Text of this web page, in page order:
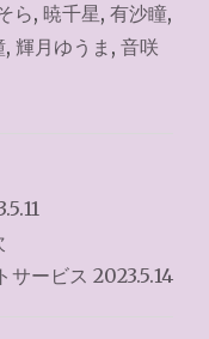
ら, 暁千星, 有沙瞳,
, 輝月ゆうま , 音咲
サービス 2023.5.14